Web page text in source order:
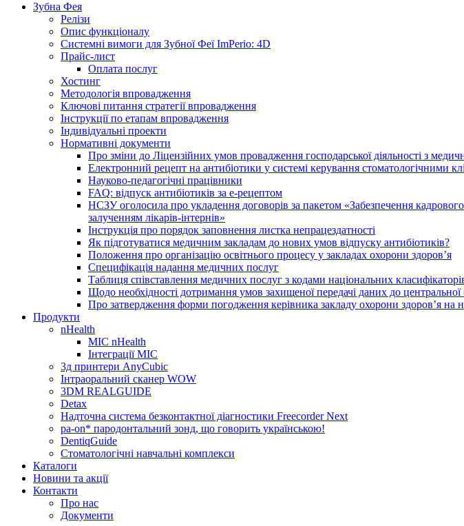
Зубна Фея
Релізи
Опис функціоналу
Системні вимоги для Зубної Феї ImPerio: 4D
Прайс-лист
Оплата послуг
Хостинг
Методологія впровадження
Ключові питання стратегії впровадження
Інструкції по етапам впровадження
Індивідуальні проекти
Нормативні документи
Про зміни до Ліцензійних умов провадження господарської діяльності з
Електронний рецепт на антибіотики у системі керування стоматологічними
Науково-педагогічні працівники
FAQ: відпуск антибіотиків за е-рецептом
НСЗУ оголосила про укладення договорів за пакетом «Забезпечення
залученням лікарів-інтернів»
Інструкція про порядок заповнення листка непрацездатності
Як підготуватися медичним закладам до нових умов відпуску антибіотиків?
Положення про організацію освітнього процесу у закладах охорони здоров’я
Специфікація надання медичних послуг
Таблиця співставлення медичних послуг з кодами національних
Щодо необхідності дотримання умов захищеної передачі даних до
Про затвердження форми погодження керівника закладу охорони здоров’я
Продукти
nHealth
МІС nHealth
Інтеграції МІС
3д принтери AnyCubic
Інтраоральний сканер WOW
3DM REALGUIDE
Detax
Надточна система безконтактної діагностики Freecorder Next
pa-on* пародонтальний зонд, що говорить українською!
DentiqGuide
Стоматологічні навчальні комплекси
Каталоги
Новини та акції
Контакти
Про нас
Документи